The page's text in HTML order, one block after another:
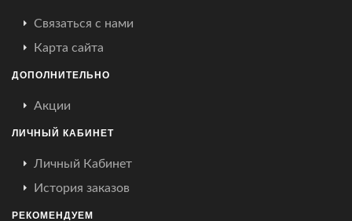
Связаться с нами
Карта сайта
ДОПОЛНИТЕЛЬНО
Акции
ЛИЧНЫЙ КАБИНЕТ
Личный Кабинет
История заказов
РЕКОМЕНДУЕМ